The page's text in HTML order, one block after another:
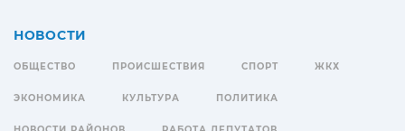
НОВОСТИ
ОБЩЕСТВО ПРОИСШЕСТВИЯ СПОРТ ЖКХ
ЭКОНОМИКА КУЛЬТУРА ПОЛИТИКА